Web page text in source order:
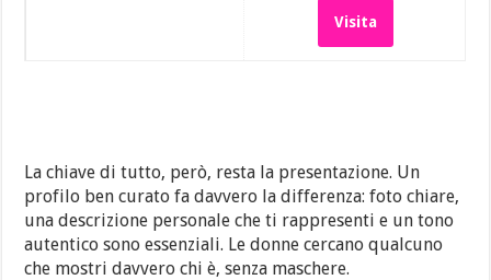
Visita
La chiave di tutto, però, resta la presentazione. Un
profilo ben curato fa davvero la differenza: foto chiare,
una descrizione personale che ti rappresenti e un tono
autentico sono essenziali. Le donne cercano qualcuno
che mostri davvero chi è, senza maschere.